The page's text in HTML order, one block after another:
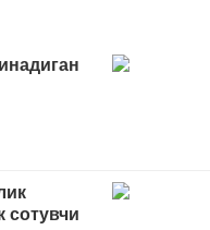
сотувчи